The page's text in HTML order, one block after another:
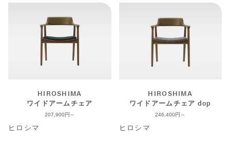
HIROSHIMA
ワイドアームチェア
207,900
ヒロシマ
HIROSHIMA
ワイドアームチェア dop
246,400
ヒロシマ